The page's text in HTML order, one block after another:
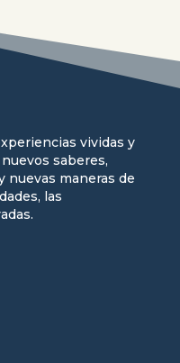
vividas y
saberes,
nuevas maneras de
las